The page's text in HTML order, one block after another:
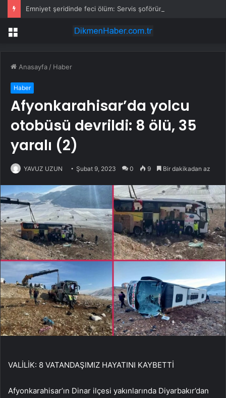
Menü
Anasayfa / Haber
Haber
Afyonkarahisar’da yolcu
otobüsü devrildi: 8 ölü, 35
yaralı (2)
YAVUZ UZUN Şubat 9, 2023 0 9 Bir dakikadan az
VALİLİK: 8 VATANDAŞIMIZ HAYATINI KAYBETTİ
Afyonkarahisar’ın Dinar ilçesi yakınlarında Diyarbakır’dan